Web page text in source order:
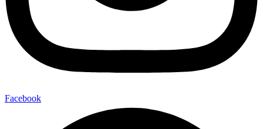
Facebook